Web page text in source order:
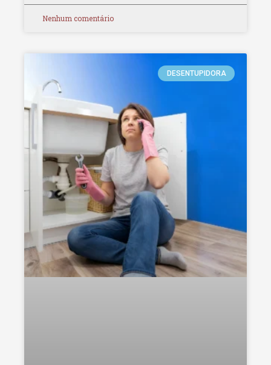
Nenhum comentário
DESENTUPIDORA